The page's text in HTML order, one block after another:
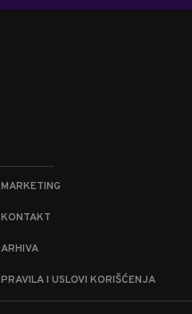
MARKETING
KONTAKT
ARHIVA
PRAVILA I USLOVI KORIŠĆENJA